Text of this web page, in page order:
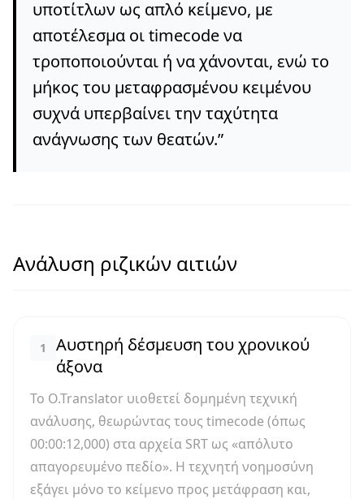
υποτίτλων ως απλό κείμενο, με
αποτέλεσμα οι timecode να
τροποποιούνται ή να χάνονται, ενώ το
μήκος του μεταφρασμένου κειμένου
συχνά υπερβαίνει την ταχύτητα
ανάγνωσης των θεατών.”
Ανάλυση ριζικών αιτιών
1
Αυστηρή δέσμευση του χρονικού
άξονα
Το O.Translator υιοθετεί δομημένη τεχνική
ανάλυσης, θεωρώντας τους timecode (όπως
00:00:12,000) στα αρχεία SRT ως «απόλυτο
απαγορευμένο πεδίο». Η τεχνητή νοημοσύνη
εξάγει μόνο το κείμενο προς μετάφραση και,